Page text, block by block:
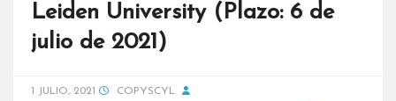
Leiden University (Plazo: 6 de
julio de 2021)
1 JULIO, 2021
COPYSCYL